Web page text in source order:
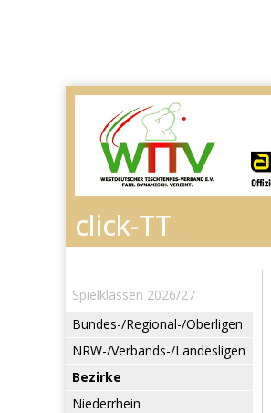
Spielklassen 2026/27
Bundes-/Regional-/Oberligen
NRW-/Verbands-/Landesligen
Bezirke
Niederrhein